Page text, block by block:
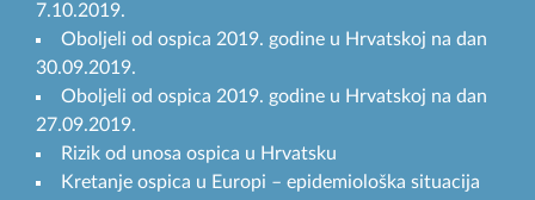
7.10.2019.
Oboljeli od ospica 2019. godine u Hrvatskoj na dan
30.09.2019.
Oboljeli od ospica 2019. godine u Hrvatskoj na dan
27.09.2019.
Rizik od unosa ospica u Hrvatsku
Kretanje ospica u Europi – epidemiološka situacija